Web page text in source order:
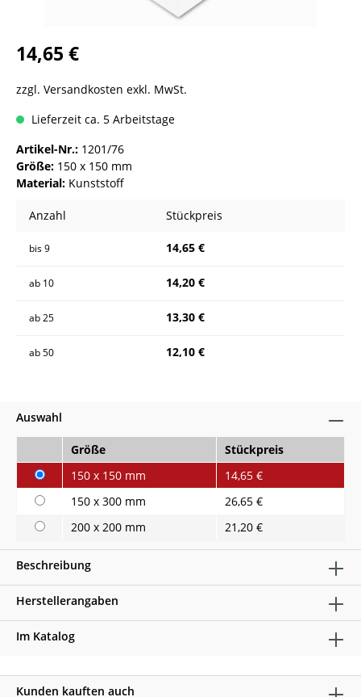
14,65 €
zzgl. Versandkosten exkl. MwSt.
Lieferzeit ca. 5 Arbeitstage
Artikel-Nr.: 1201/76
Größe: 150 x 150 mm
Material: Kunststoff
Anzahl Stückpreis
bis9 14,65 €
ab 10 14,20 €
ab25 13,30 €
ab50 12,10 €
Auswahl
Größe
Stückpreis
150 x 150 mm
14,65 €
150 x 300 mm
26,65 €
200 x 200 mm
21,20 €
Beschreibung
Herstellerangaben
Im Katalog
Kunden kauften auch